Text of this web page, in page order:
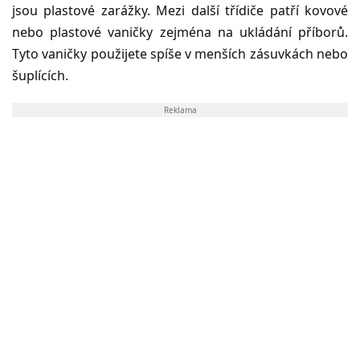
jsou plastové zarážky. Mezi další třídiče patří kovové
nebo plastové vaničky zejména na ukládání příborů.
Tyto vaničky použijete spíše v menších zásuvkách nebo
šuplících.
Reklama